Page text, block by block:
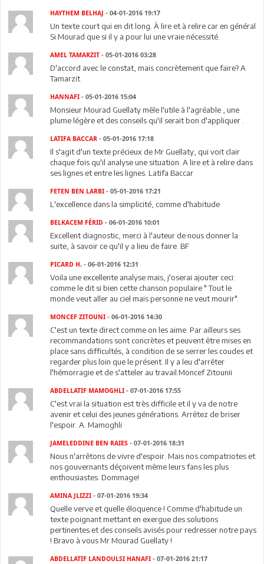
HAYTHEM BELHAJ - 04-01-2016 19:17
Un texte court qui en dit long. À lire et à relire car en général
Si Mourad que si il y a pour lui une vraie nécessité.
AMEL TAMARZIT - 05-01-2016 03:28
D'accord avec le constat, mais concrètement que faire? A
Tamarzit
HANNAFI - 05-01-2016 15:04
Monsieur Mourad Guellaty mêle l'utile à l'agréable , une
plume légère et des conseils qu'il serait bon d'appliquer .
LATIFA BACCAR - 05-01-2016 17:18
Il s'agit d'un texte précieux de Mr Guellaty, qui voit clair
chaque fois qu'il analyse une situation. A lire et à relire dans
ses lignes et entre les lignes. Latifa Baccar
FETEN BEN LARBI - 05-01-2016 17:21
L'excellence dans la simplicité, comme d'habitude
BELKACEM FÉRID - 06-01-2016 10:01
Excellent diagnostic, merci à l'auteur de nous donner la
suite, à savoir ce qu'il y a lieu de faire. BF
PICARD H. - 06-01-2016 12:31
Voila une excellente analyse mais, j'oserai ajouter ceci:
comme le dit si bien cette chanson populaire " Tout le
monde veut aller au ciel mais personne ne veut mourir".
MONCEF ZITOUNI - 06-01-2016 14:30
C'est un texte direct comme on les aime. Par ailleurs ses
recommandations sont concrètes et peuvent être mises en
place sans difficultés, à condition de se serrer les coudes et
regarder plus loin que le présent. Il y a leu d'arrêter
l'hémorragie et de s'atteler au travail.Moncef Zitounii
ABDELLATIF MAMOGHLI - 07-01-2016 17:55
C'est vrai la situation est très difficile et il y va de notre
avenir et celui des jeunes générations. Arrêtez de briser
l'espoir. A. Mamoghli
JAMELEDDINE BEN RAIES - 07-01-2016 18:31
Nous n'arrêtons de vivre d'espoir. Mais nos compatriotes et
nos gouvernants déçoivent même leurs fans les plus
enthousiastes. Dommage!
AMINA JLIZZI - 07-01-2016 19:34
Quelle verve et quelle éloquence ! Comme d'habitude un
texte poignant mettant en exergue des solutions
pertinentes et des conseils avisés pour redresser notre pays
! Bravo à vous Mr Mourad Guellaty !
ABDELLATIF LANDOULSI HANAFI - 07-01-2016 21:17